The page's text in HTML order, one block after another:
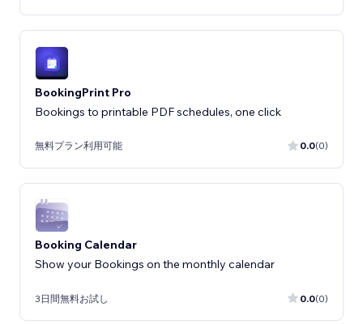
BookingPrint Pro
Bookings to printable PDF schedules, one click
無料プラン利用可能 0.0(0)
Booking Calendar
Show your Bookings on the monthly calendar
3日間無料お試し 0.0(0)